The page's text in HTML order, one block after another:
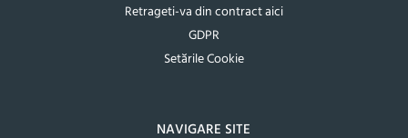
Retrageti-va din contract aici
GDPR
Setările Cookie
NAVIGARE SITE